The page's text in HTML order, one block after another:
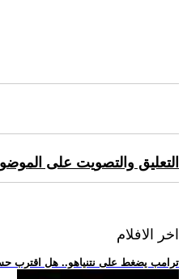
التعليق والتصويت على
اخر الافلام
.. ترامب يضغط على نتنياهو.. هل اقترب